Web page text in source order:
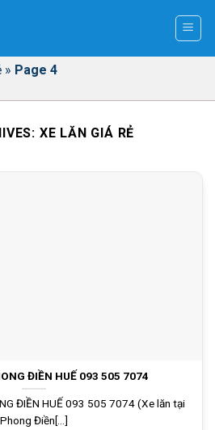
» Page 4
XE LĂN GIÁ RẺ
ĐIỀN HUẾ 093 505 7074
ĐIỀN HUẾ 093 505 7074 (Xe lăn tại
Phong Điền[...]